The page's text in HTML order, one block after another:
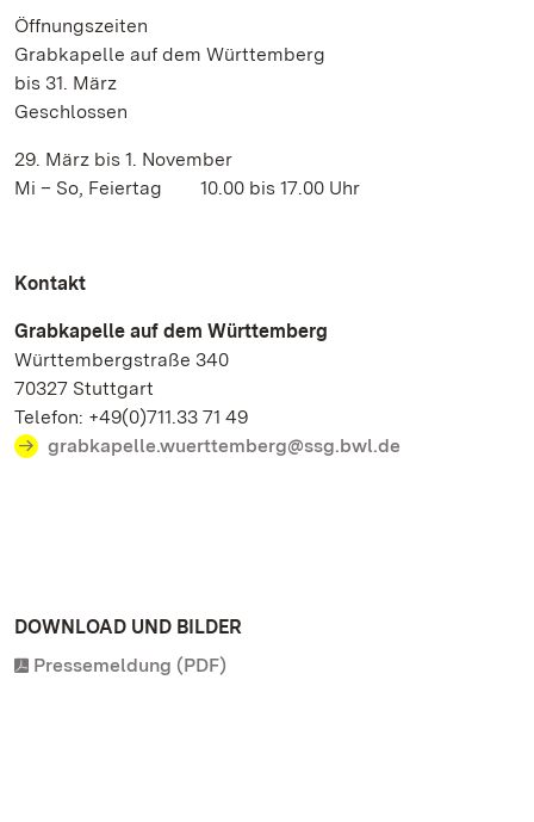
Öffnungszeiten
Grabkapelle auf dem Württemberg
bis 31. März
Geschlossen
29. März bis 1. November
Mi – So, Feiertag 10.00 bis 17.00 Uhr
Kontakt
Grabkapelle auf dem Württemberg
Württembergstraße 340
70327 Stuttgart
Telefon: +49(0)711.33 71 49
grabkapelle.wuerttemberg@ssg.bwl.de
DOWNLOAD UND BILDER
Pressemeldung (PDF)